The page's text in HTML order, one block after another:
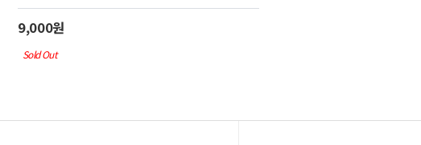
9,000원
Sold Out